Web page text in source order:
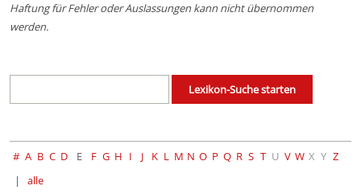
Haftung für Fehler oder Auslassungen kann nicht übernommen
werden.
# A B C D E F G H I J K L M N O P Q R S T U V W X Y Z
alle